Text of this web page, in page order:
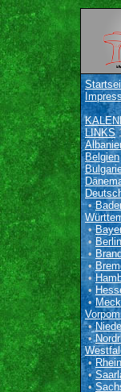
LINKS
Belgien
•
•
•Berlin
•
•
•
•
•
•
•
•
•
•